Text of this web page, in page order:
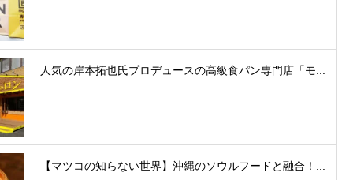
人気の岸本拓也氏プロデュースの高級食パン専門店「モ...
【マツコの知らない世界】沖縄のソウルフードと融合！...